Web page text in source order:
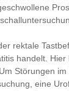
rektale
handelt.
Störungen
eine